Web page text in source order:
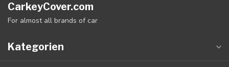
CarkeyCover.com
For almost all brands of car
Kategorien